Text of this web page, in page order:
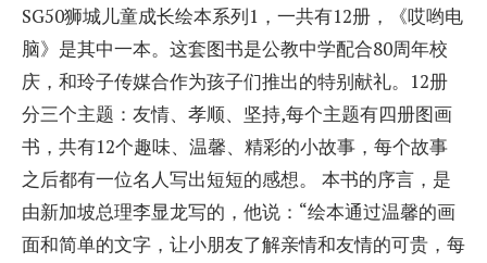
SG50狮城儿童成长绘本系列1，一共有12册，《哎哟电
脑》是其中一本。这套图书是公教中学配合80周年校
庆，和玲子传媒合作为孩子们推出的特别献礼。12册
分三个主题：友情、孝顺、坚持,每个主题有四册图画
书，共有12个趣味、温馨、精彩的小故事，每个故事
之后都有一位名人写出短短的感想。 本书的序言，是
由新加坡总理李显龙写的，他说：“绘本通过温馨的画
面和简单的文字，让小朋友了解亲情和友情的可贵，每